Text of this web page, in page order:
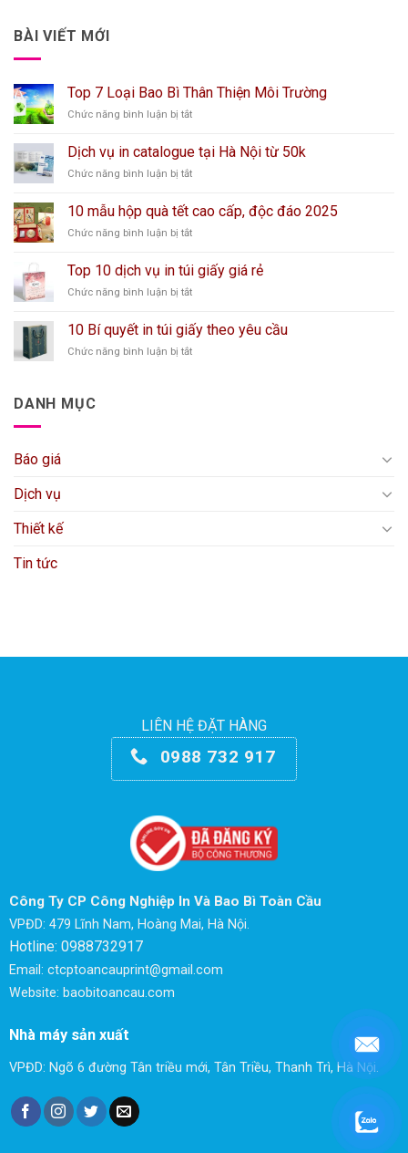
BÀI VIẾT MỚI
Top 7 Loại Bao Bì Thân Thiện Môi Trường
Chức năng bình luận bị tắtở
Loại
Bao
Thân
Môi
Dịch vụ in catalogue tại Hà Nội từ 50k
Chức năng bình luận bị tắtở
in
catalogue
Hà
Nội
từ
10 mẫu hộp quà tết cao cấp, độc đáo 2025
Chức năng bình luận bị tắtở
mẫu
hộp
quà
cao
cấp,
độc
Top 10 dịch vụ in túi giấy giá rẻ
Chức năng bình luận bị tắtở
10
dịch
vụ
10 Bí quyết in túi giấy theo yêu cầu
Chức năng bình luận bị tắtở
DANH MỤC
Báo giá
Dịch vụ
Thiết kế
Tin tức
LIÊN HỆ ĐẶT HÀNG
0988 732 917
Công Ty CP Công Nghiệp In Và Bao Bì Toàn Cầu
VPĐD: 479 Lĩnh Nam, Hoàng Mai, Hà Nội.
Hotline: 0988732917
Email: ctcptoancauprint@gmail.com
Website: baobitoancau.com
Nhà máy sản xuất
VPĐD: Ngõ 6 đường Tân triều mới, Tân Triều, Thanh Trì, Hà Nội.